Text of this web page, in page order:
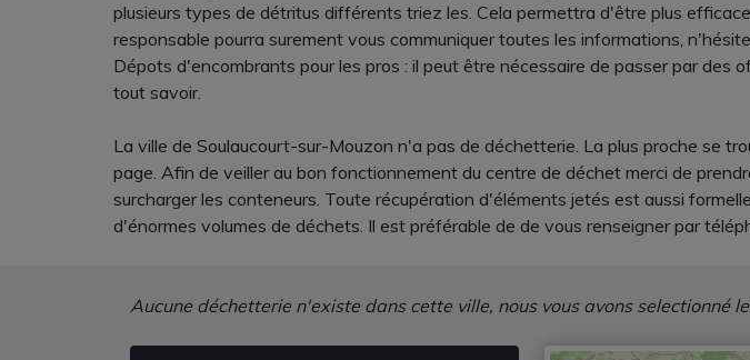
plusieurs types de détritus différents triez les. Cela permettra d'être plus
responsable pourra surement vous communiquer toutes les informations,
Dépots d'encombrants pour les pros : il peut être nécessaire de passer par
tout savoir.
La ville de Soulaucourt-sur-Mouzon n'a pas de déchetterie. La plus proche se
page. Afin de veiller au bon fonctionnement du centre de déchet merci de
surcharger les conteneurs. Toute récupération d'éléments jetés est aussi
d'énormes volumes de déchets. Il est préférable de de vous renseigner par
Aucune déchetterie n'existe dans cette ville, nous vous avons selectionné